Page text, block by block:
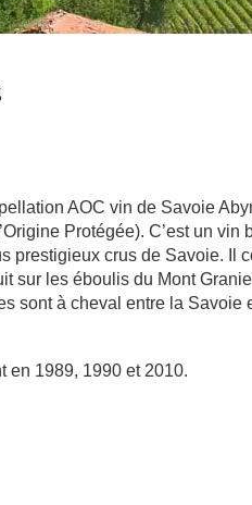
AOC vin de Savoie
Protégée). C’est un vin
prestigieux crus de Savoie. Il
sur les éboulis du Mont
sont à cheval entre la Savoie
en 1989, 1990 et 2010.